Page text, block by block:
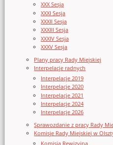
XXX Sesja
XXXI Sesja
XXXII Sesja
XXXIII Sesja
XXXIV Sesja
XXXV Sesja
Plany pracy Rady Miejskiej
Interpelacje radnych
Interpelacje 2019
Interpelacje 2020
Interpelacje 2021
Interpelacje 2024
Interpelacje 2026
Sprawozdanie z pracy Rady
Komisje Rady Miejskiej w
Komisja Rewizyjna